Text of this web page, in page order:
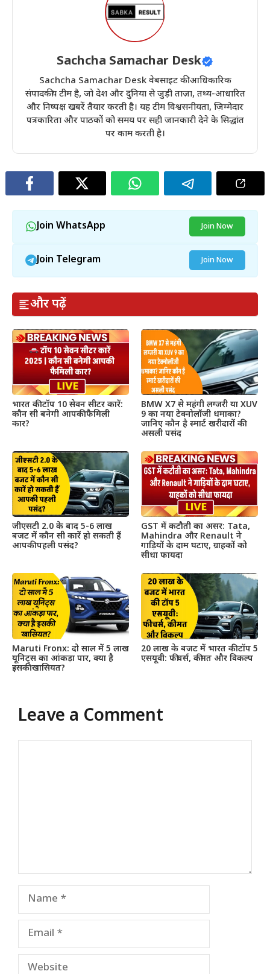
Sachcha Samachar Desk
Sachcha Samachar Desk वेबसाइट की आधिकारिक
संपादकीय टीम है, जो देश और दुनिया से जुड़ी ताज़ा, तथ्य-आधारित
और निष्पक्ष खबरें तैयार करती है। यह टीम विश्वसनीयता, ज़िम्मेदार
पत्रकारिता और पाठकों को समय पर सही जानकारी देने के सिद्धांत
पर काम करती है।
Join WhatsApp Join Now
Join Telegram Join Now
और पढ़ें
भारत की टॉप 10 सेवन सीटर कारें:
कौन सी बनेगी आपकी फैमिली
कार?
BMW X7 से महंगी लग्जरी या XUV
9 का नया टेक्नोलॉजी धमाका?
जानिए कौन है स्मार्ट खरीदारों की
असली पसंद
जीएसटी 2.0 के बाद 5-6 लाख
बजट में कौन सी कारें हो सकती हैं
आपकी पहली पसंद?
GST में कटौती का असर: Tata,
Mahindra और Renault ने
गाड़ियों के दाम घटाए, ग्राहकों को
सीधा फायदा
Maruti Fronx: दो साल में 5 लाख
यूनिट्स का आंकड़ा पार, क्या है
इसकी खासियत?
20 लाख के बजट में भारत की टॉप 5
एसयूवी: फीचर्स, कीमत और विकल्प
Leave a Comment
Name
Email
Website